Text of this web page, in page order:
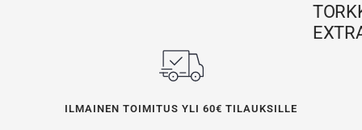
ILMAINEN TOIMITUS YLI 60€ TILAUKSILLE